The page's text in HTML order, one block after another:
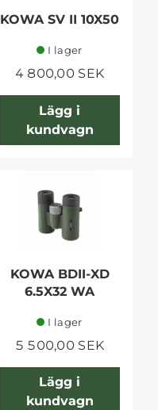
KOWA SV II 10X50
I lager
4 800,00 SEK
Lägg i
kundvagn
KOWA BDII-XD
6.5X32 WA
I lager
5 500,00 SEK
Lägg i
kundvagn